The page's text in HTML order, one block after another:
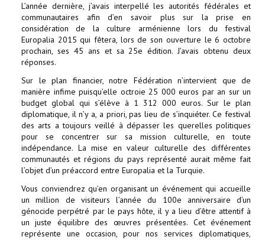
L’année dernière, j’avais interpellé les autorités fédérales et
communautaires afin d’en savoir plus sur la prise en
considération de la culture arménienne lors du festival
Europalia 2015 qui fêtera, lors de son ouverture le 6 octobre
prochain, ses 45 ans et sa 25e édition. J’avais obtenu deux
réponses.
Sur le plan financier, notre Fédération n’intervient que de
manière infime puisqu’elle octroie 25 000 euros par an sur un
budget global qui s’élève à 1 312 000 euros. Sur le plan
diplomatique, il n’y a, a priori, pas lieu de s’inquiéter. Ce festival
des arts a toujours veillé à dépasser les querelles politiques
pour se concentrer sur sa mission culturelle, en toute
indépendance. La mise en valeur culturelle des différentes
communautés et régions du pays représenté aurait même fait
l’objet d’un préaccord entre Europalia et la Turquie.
Vous conviendrez qu’en organisant un événement qui accueille
un million de visiteurs l’année du 100e anniversaire d’un
génocide perpétré par le pays hôte, il y a lieu d’être attentif à
un juste équilibre des œuvres présentées. Cet événement
représente une occasion, pour nos services diplomatiques,